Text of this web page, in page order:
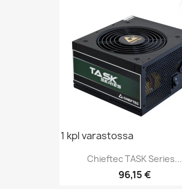
1 kpl varastossa
Chieftec TASK Series...
Hinta
96,15 €